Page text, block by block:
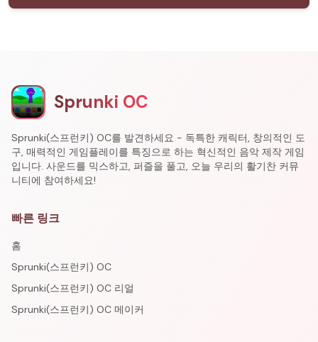
Sprunki OC
Sprunki(스프런키) OC를 발견하세요 - 독특한 캐릭터, 창의적인 도
구, 매력적인 게임플레이를 특징으로 하는 혁신적인 음악 제작 게임
입니다. 사운드를 믹스하고, 퍼즐을 풀고, 오늘 우리의 활기찬 커뮤
니티에 참여하세요!
빠른 링크
홈
Sprunki(스프런키) OC
Sprunki(스프런키) OC 리얼
Sprunki(스프런키) OC 메이커